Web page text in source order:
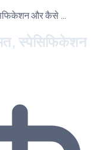
और कैसे …
स्पेसिफिकेशन